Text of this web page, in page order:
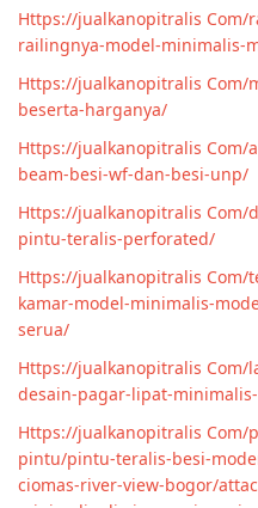
Https://jualkanopitralis
railingnya-model-minimalis-
Https://jualkanopitralis
beserta-harganya/
Https://jualkanopitralis
beam-besi-wf-dan-besi-unp/
Https://jualkanopitralis
pintu-teralis-perforated/
Https://jualkanopitralis
kamar-model-minimalis-
serua/
Https://jualkanopitralis
desain-pagar-lipat-
Https://jualkanopitralis
pintu/pintu-teralis-besi-
ciomas-river-view-bogor/